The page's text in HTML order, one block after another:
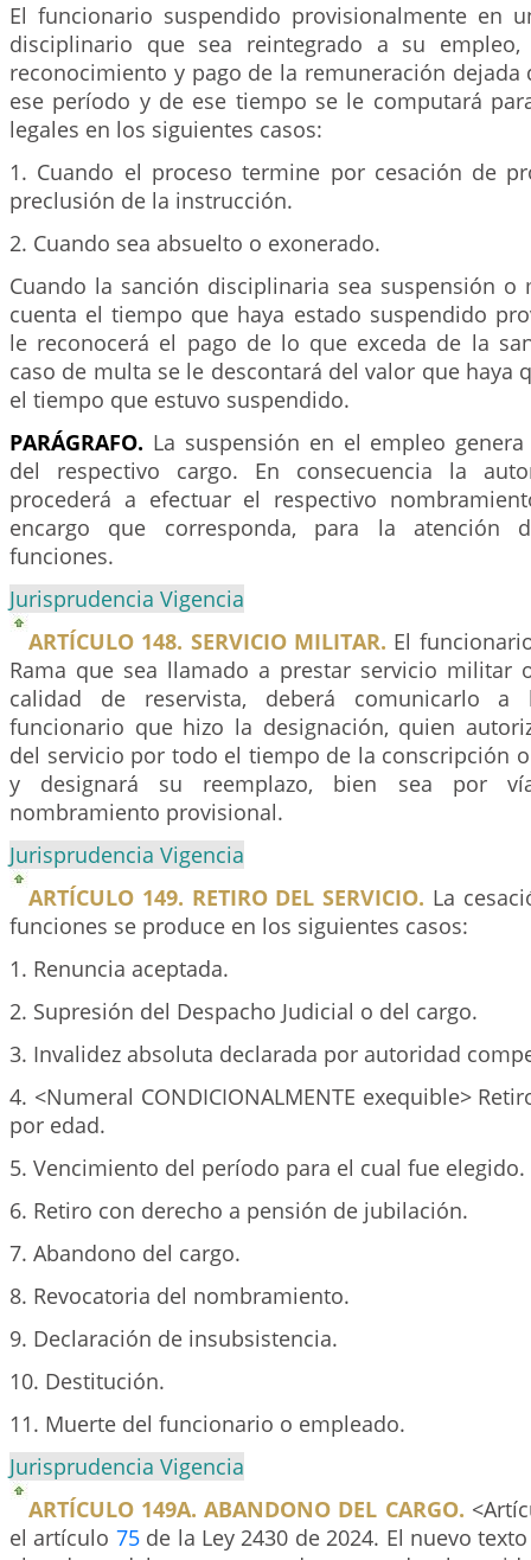
El funcionario suspendido provisionalmente en
disciplinario que sea reintegrado a su
reconocimiento y pago de la remuneración
ese período y de ese tiempo se le computará
legales en los siguientes casos:
1. Cuando el proceso termine por cesación de
preclusión de la instrucción.
2. Cuando sea absuelto o exonerado.
Cuando la sanción disciplinaria sea suspensión o
cuenta el tiempo que haya estado suspendido
le reconocerá el pago de lo que exceda de la
caso de multa se le descontará del valor que haya
el tiempo que estuvo suspendido.
PARÁGRAFO. La suspensión en el empleo
del respectivo cargo. En consecuencia la
procederá a efectuar el respectivo
encargo que corresponda, para la atención
funciones.
Jurisprudencia Vigencia
ARTÍCULO 148. SERVICIO MILITAR. El
Rama que sea llamado a prestar servicio militar
calidad de reservista, deberá comunicarlo a
funcionario que hizo la designación, quien
del servicio por todo el tiempo de la conscripción
y designará su reemplazo, bien sea por
nombramiento provisional.
Jurisprudencia Vigencia
ARTÍCULO 149. RETIRO DEL SERVICIO. La
funciones se produce en los siguientes casos:
1. Renuncia aceptada.
2. Supresión del Despacho Judicial o del cargo.
3. Invalidez absoluta declarada por autoridad
4. <Numeral CONDICIONALMENTE exequible>
por edad.
5. Vencimiento del período para el cual fue elegido.
6. Retiro con derecho a pensión de jubilación.
7. Abandono del cargo.
8. Revocatoria del nombramiento.
9. Declaración de insubsistencia.
10. Destitución.
11. Muerte del funcionario o empleado.
Jurisprudencia Vigencia
ARTÍCULO 149A. ABANDONO DEL CARGO.
el artículo 75de la Ley 2430 de 2024. El nuevo